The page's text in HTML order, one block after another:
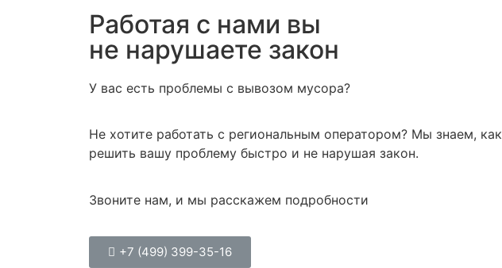
Работая с нами вы
не нарушаете закон
У вас есть проблемы с вывозом мусора?
Не хотите работать с региональным оператором? Мы знаем, как
решить вашу проблему быстро и не нарушая закон.
Звоните нам, и мы расскажем подробности
+7 (499) 399-35-16